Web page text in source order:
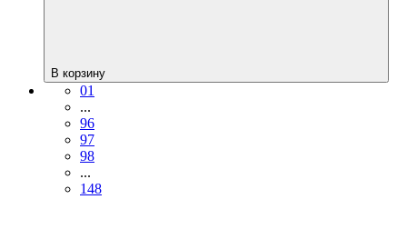
В корзину
01
...
96
97
98
...
148